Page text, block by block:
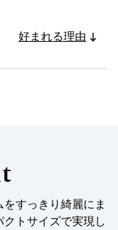
好まれる理由
すっきり綺麗にま
トサイズで実現し